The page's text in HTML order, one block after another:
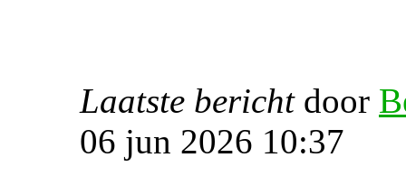
Laatste berichtdoor
06 jun 2026 10:37